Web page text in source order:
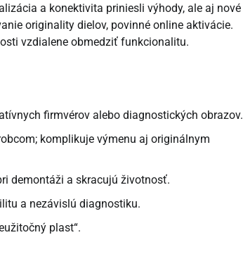
a konektivita priniesli výhody, ale aj nové
originality dielov, povinné online aktivácie.
vzdialene obmedziť funkcionalitu.
firmvérov alebo diagnostických obrazov.
komplikuje výmenu aj originálnym
demontáži a skracujú životnosť.
a nezávislú diagnostiku.
plast“.